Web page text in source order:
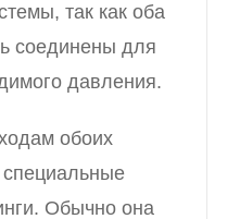
так как оба
соединены для
давления.
обоих
Обычно она